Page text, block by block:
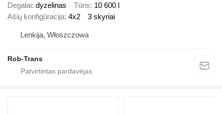
Degalai dyzelinas Tūris 10 600 l
Ašių konfigūracija 4x2 3 skyriai
Lenkija, Włoszczowa
Rob-Trans